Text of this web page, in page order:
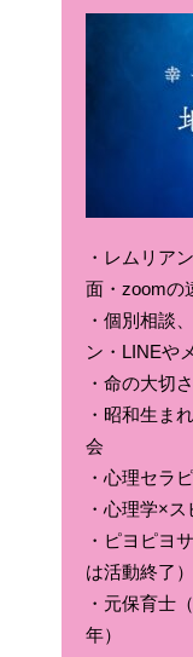
・レムリア
面・zoomの
・個別相談
ン・LINEや
・命の大切
・昭和生ま
会
・心理セラ
・心理学×
・ピヨピヨ
は活動終了）
・元保育士
年）